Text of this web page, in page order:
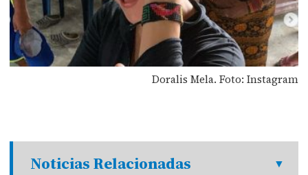
Doralis Mela. Foto: Instagram
Noticias Relacionadas